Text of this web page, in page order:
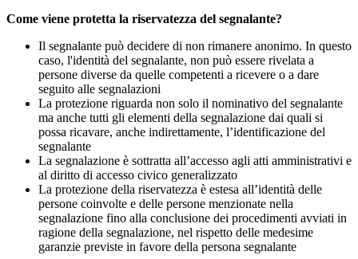
Come viene protetta la riservatezza del segnalante?
Il segnalante può decidere di non rimanere anonimo. In questo
caso, l'identità del segnalante, non può essere rivelata a
persone diverse da quelle competenti a ricevere o a dare
seguito alle segnalazioni
La protezione riguarda non solo il nominativo del segnalante
ma anche tutti gli elementi della segnalazione dai quali si
possa ricavare, anche indirettamente, l’identificazione del
segnalante
La segnalazione è sottratta all’accesso agli atti amministrativi e
al diritto di accesso civico generalizzato
La protezione della riservatezza è estesa all’identità delle
persone coinvolte e delle persone menzionate nella
segnalazione fino alla conclusione dei procedimenti avviati in
ragione della segnalazione, nel rispetto delle medesime
garanzie previste in favore della persona segnalante